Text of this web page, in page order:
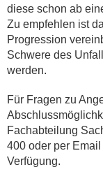
diese schon ab
Zu empfehlen ist
Progression
Schwere des
werden.
Für Fragen zu
Fachabteilung
400 oder per Email
Verfügung.